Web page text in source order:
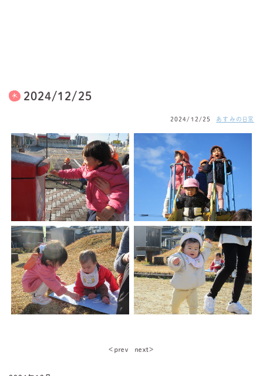
2024/12/25
2024/12/25 あすみの日常
＜ｐｒｅｖ ｎｅｘｔ＞